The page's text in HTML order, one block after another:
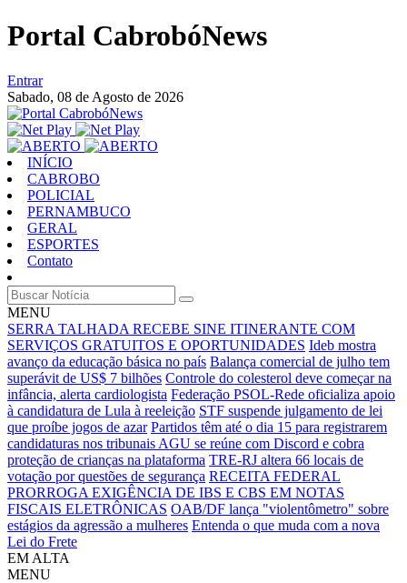
Portal CabrobóNews
Entrar
Sabado, 08 de Agosto de 2026
INÍCIO
CABROBO
POLICIAL
PERNAMBUCO
GERAL
ESPORTES
Contato
MENU
SERRA TALHADA RECEBE SINE ITINERANTE COM
SERVIÇOS GRATUITOS E OPORTUNIDADES Ideb mostra
avanço da educação básica no país Balança comercial de julho tem
superávit de US$ 7 bilhões Controle do colesterol deve começar na
infância, alerta cardiologista Federação PSOL-Rede oficializa apoio
à candidatura de Lula à reeleição STF suspende julgamento de lei
que proíbe jogos de azar Partidos têm até o dia 15 para registrarem
candidaturas nos tribunais AGU se reúne com Discord e cobra
proteção de crianças na plataforma TRE-RJ altera 66 locais de
votação por questões de segurança RECEITA FEDERAL
PRORROGA EXIGÊNCIA DE IBS E CBS EM NOTAS
FISCAIS ELETRÔNICAS OAB/DF lança "violentômetro" sobre
estágios da agressão a mulheres Entenda o que muda com a nova
Lei do Frete
EM ALTA
MENU